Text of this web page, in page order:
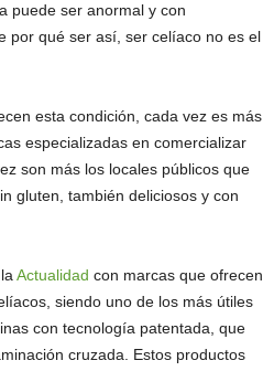
puede ser anormal y con
por qué ser así, ser celíaco no es el
esta condición, cada vez es más
especializadas en comercializar
son más los locales públicos que
gluten, también deliciosos y con
Actualidad con marcas que ofrecen
siendo uno de los más útiles
con tecnología patentada, que
cruzada. Estos productos